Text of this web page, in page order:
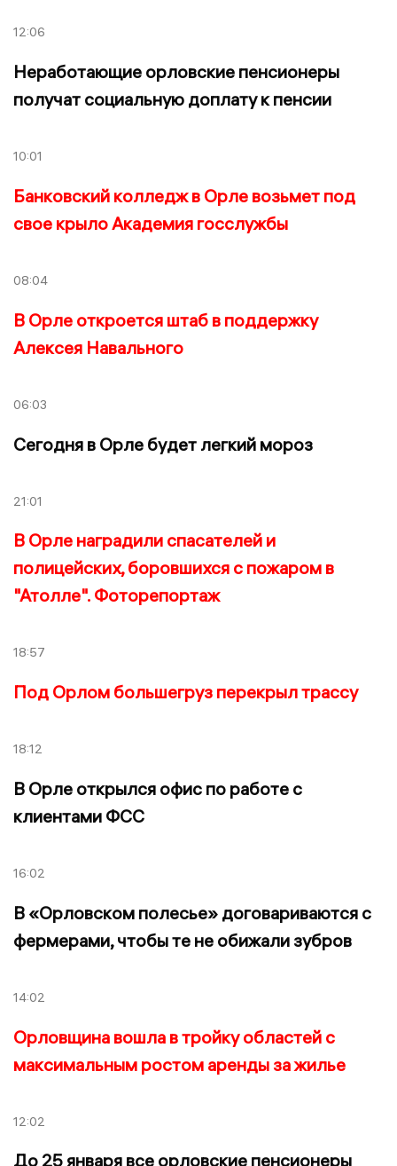
12:06
Неработающие орловские пенсионеры
получат социальную доплату к пенсии
10:01
Банковский колледж в Орле возьмет под
свое крыло Академия госслужбы
08:04
В Орле откроется штаб в поддержку
Алексея Навального
06:03
Сегодня в Орле будет легкий мороз
21:01
В Орле наградили спасателей и
полицейских, боровшихся с пожаром в
"Атолле". Фоторепортаж
18:57
Под Орлом большегруз перекрыл трассу
18:12
В Орле открылся офис по работе с
клиентами ФСС
16:02
В «Орловском полесье» договариваются с
фермерами, чтобы те не обижали зубров
14:02
Орловщина вошла в тройку областей с
максимальным ростом аренды за жилье
12:02
До 25 января все орловские пенсионеры